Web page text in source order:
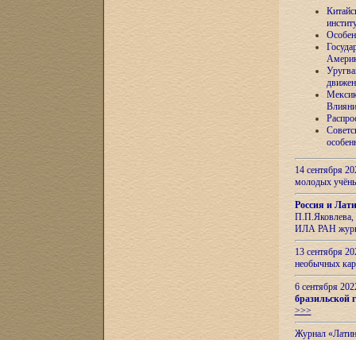
14 сентября
молодых
Россия и
П.П.Яковлева,
ИЛА РАН
13 сентября
необычных
6 сентября
бразильской
>>>
Журнал